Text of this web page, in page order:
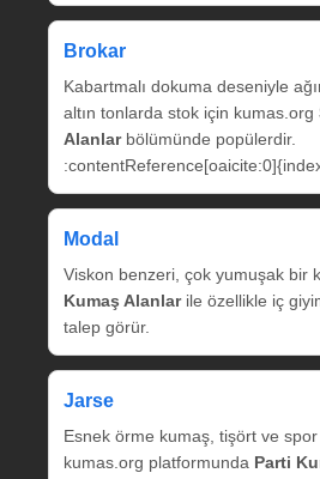
Brokar
Kabartmalı dokuma deseniyle
altın tonlarda stok için kumas.org
Alanlarbölümünde popülerdir.
Modal
Viskon benzeri, çok yumuşak bir
Kumaş Alanlarile özellikle iç
talep görür.
Jarse
Esnek örme kumaş, tişört ve spor
kumas.org platformunda Parti